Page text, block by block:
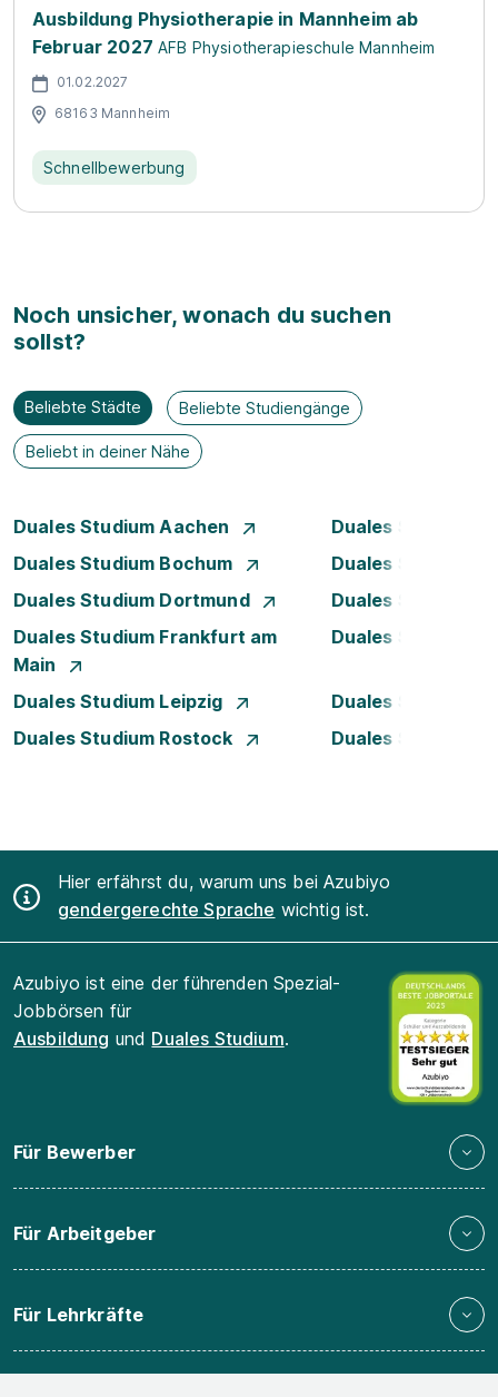
Ausbildung Physiotherapie in Mannheim ab
Februar 2027 AFB Physiotherapieschule Mannheim
01.02.2027
68163 Mannheim
Schnellbewerbung
Noch unsicher, wonach du suchen
sollst?
Beliebte Städte Beliebte Studiengänge
Beliebt in deiner Nähe
Duales Studium Aachen
Duales Studium
Duales Studium Bochum
Duales Studium
Duales Studium Dortmund
Duales Studium
Duales Studium Frankfurt am
Main
Duales Studium
Duales Studium Leipzig
Duales Studium
Duales Studium Rostock
Duales Studium
Hier erfährst du, warum uns bei Azubiyo
gendergerechte Sprache wichtig ist.
Azubiyo ist eine der führenden Spezial-
Jobbörsen für
Ausbildung und Duales Studium.
Für Bewerber
Für Arbeitgeber
Für Lehrkräfte